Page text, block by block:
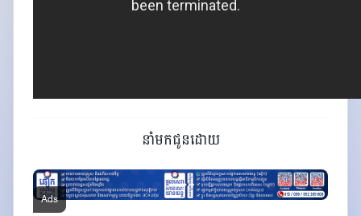
នាំមកជូនដោយ